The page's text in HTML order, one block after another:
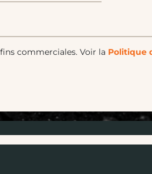
commerciales. Voir la Politique